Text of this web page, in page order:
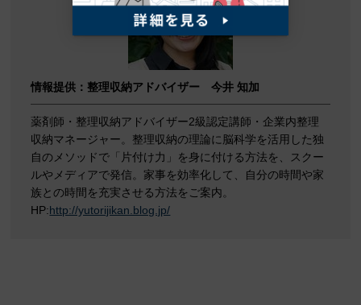
情報提供：整理収納アドバイザー 今井 知加
薬剤師・整理収納アドバイザー2級認定講師・企業内整理
収納マネージャー。整理収納の理論に脳科学を活用した独
自のメソッドで「片付け力」を身に付ける方法を、スクー
ルやメディアで発信。家事を効率化して、自分の時間や家
族との時間を充実させる方法をご案内。
HP:http://yutorijikan.blog.jp/